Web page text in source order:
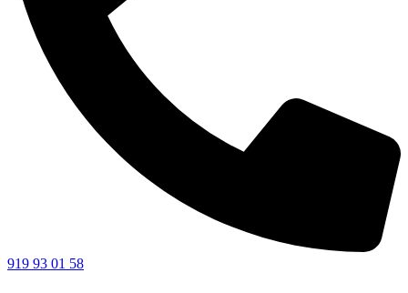
919 93 01 58